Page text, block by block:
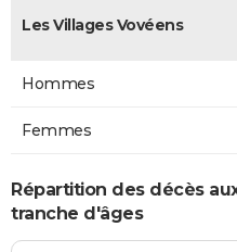
Les Villages Vovéens
Hommes
Femmes
Répartition des décès
tranche d'âges